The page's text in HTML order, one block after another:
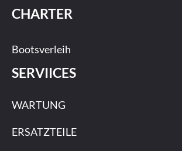
CHARTER
Bootsverleih
SERVIICES
WARTUNG
ERSATZTEILE